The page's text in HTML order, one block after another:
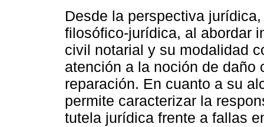
Desde la perspectiva
filosófico-jurídica, al abordar
civil notarial y su modalidad
atención a la noción de daño
reparación. En cuanto a su
permite caracterizar la
tutela jurídica frente a fallas